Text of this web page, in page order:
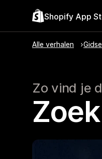
Shopify App
Alle verhalen
Zo vind je